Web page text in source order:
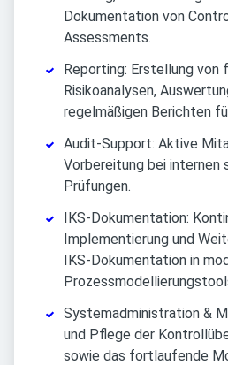
Dokumentation von
Assessments.
Reporting: Erstellung von
Risikoanalysen,
regelmäßigen Berichten
Audit-Support: Aktive
Vorbereitung bei internen
Prüfungen.
IKS-Dokumentation:
Implementierung und
IKS-Dokumentation in
Systemadministration &
und Pflege der
sowie das fortlaufende